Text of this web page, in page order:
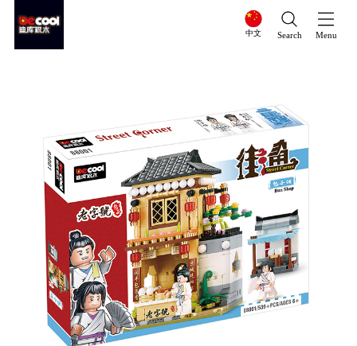
中文 Search Menu